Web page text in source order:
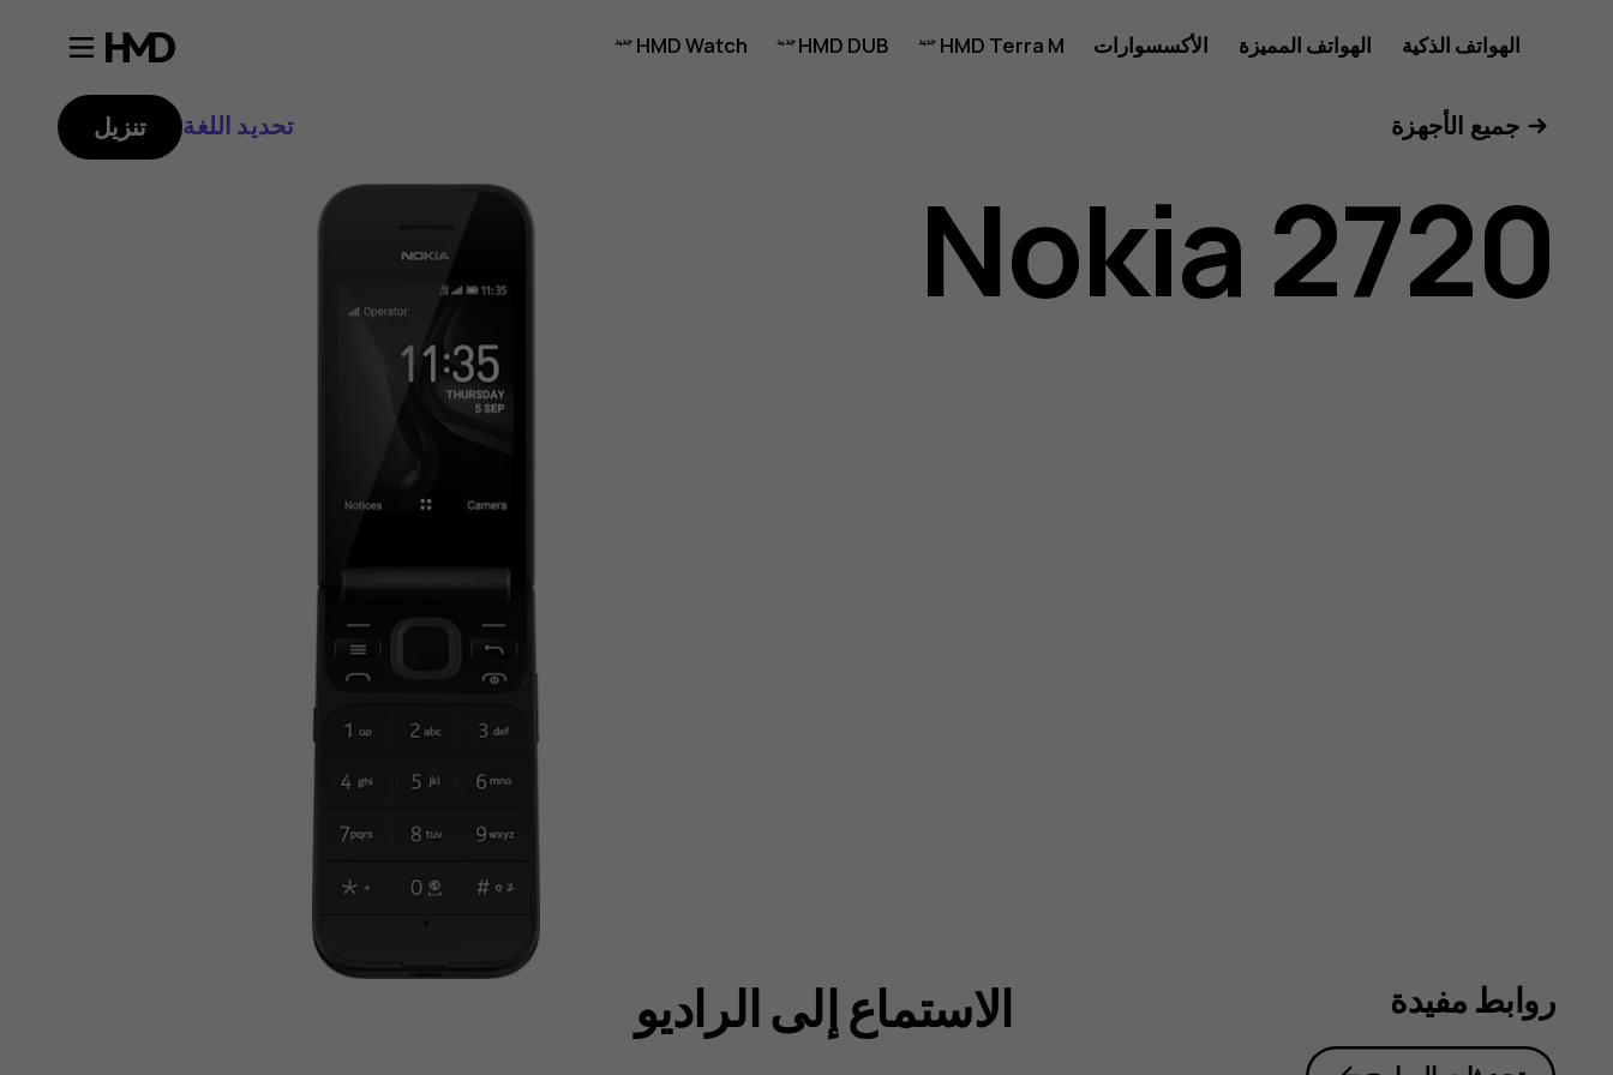
دليل
مستخدم
Nokia
الهواتف الذكية الهواتف المميزة الأكسسوارات HMD Terra M
HMD DUB
HMD Watch
جميع الأجهزة تحديد اللغة تنزيل
Nokia 2720
الاستماع إلى الراديو روابط مفيدة